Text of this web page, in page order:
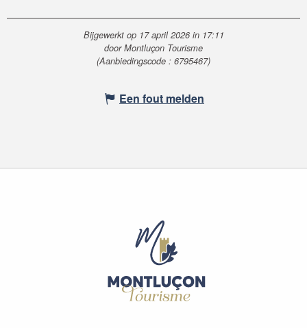
Bijgewerkt op 17 april 2026 in 17:11
door Montluçon Tourisme
(Aanbiedingscode : 6795467)
Een fout melden